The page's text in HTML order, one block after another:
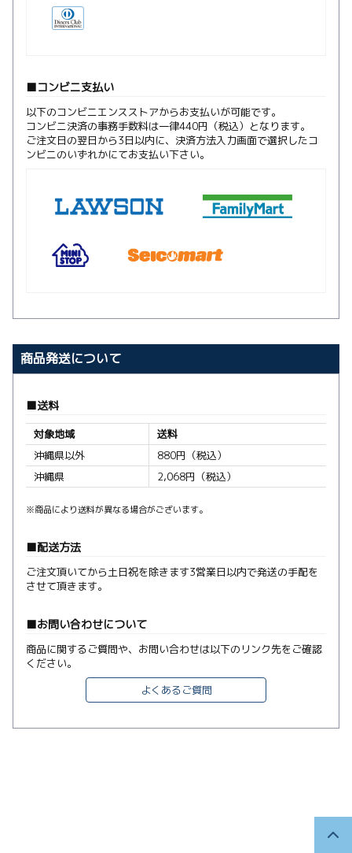
コンビニ支払い
以下のコンビニエンスストアからお支払いが可能です。
コンビニ決済の事務手数料は一律440円（税込）となります。
ご注文日の翌日から3日以内に、決済方法入力画面で選択したコ
ンビニのいずれかにてお支払い下さい。
商品発送について
送料
対象地域
送料
沖縄県以外
880円（税込）
沖縄県
2,068円（税込）
※商品により送料が異なる場合がございます。
配送方法
ご注文頂いてから土日祝を除きます3営業日以内で発送の手配を
させて頂きます。
お問い合わせについて
商品に関するご質問や、お問い合わせは以下のリンク先をご確認
ください。
よくあるご質問